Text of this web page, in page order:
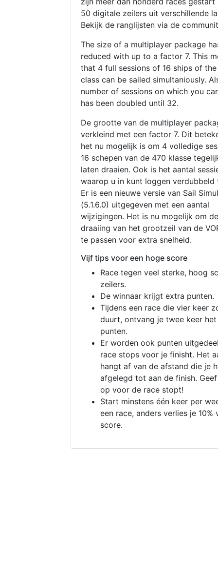
50 digitale zeilers uit verschillende
Bekijk de ranglijsten via de
The size of a multiplayer package
reduced with up to a factor 7. This
that 4 full sessions of 16 ships of
class can be sailed simultaniously.
number of sessions on which you
has been doubled until 32.
De grootte van de multiplayer
verkleind met een factor 7. Dit
het nu mogelijk is om 4 volledige
16 schepen van de 470 klasse
laten draaien. Ook is het aantal
waarop u in kunt loggen verdubbeld
Er is een nieuwe versie van Sail
(5.1.6.0) uitgegeven met een aantal
wijzigingen. Het is nu mogelijk om de
draaiing van het grootzeil van de
te passen voor extra snelheid.
Vijf tips voor een hoge score
Race tegen veel sterke, hoog
zeilers.
De winnaar krijgt extra punten.
Tijdens een race die vier keer
duurt, ontvang je twee keer
punten.
Er worden ook punten
race stops voor je finisht. Het
hangt af van de afstand die je
afgelegd tot aan de finish.
op voor de race stopt!
Start minstens één keer per
een race, anders verlies je 10%
score.